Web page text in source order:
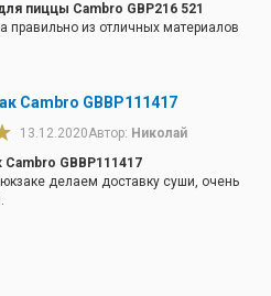
пиццы Cambro GBP216 521
правильно из отличных материалов
Cambro GBBP111417
13.12.2020Автор: Николай
GBBP111417
делаем доставку суши, очень